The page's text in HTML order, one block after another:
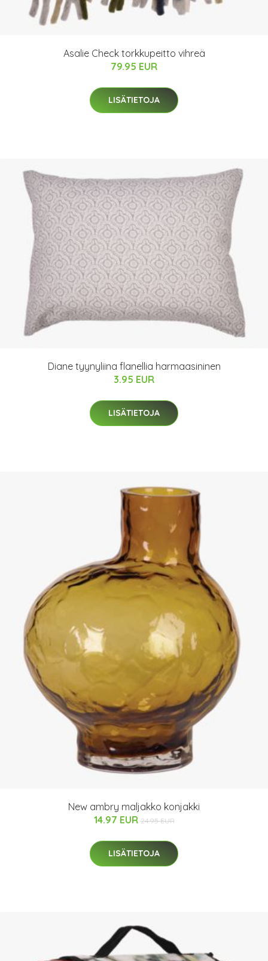
Asalie Check torkkupeitto vihreä
79.95 EUR
LISÄTIETOJA
Diane tyynyliina flanellia harmaasininen
3.95 EUR
LISÄTIETOJA
New ambry maljakko konjakki
14.97 EUR 24.95 EUR
LISÄTIETOJA